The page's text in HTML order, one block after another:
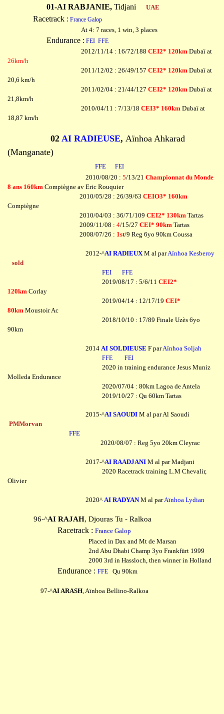
01-AI RABJANIE, Tidjani UAE
Racetrack : France Galop
At 4: 7 races, 1 win, 3 places
Endurance : FEI FFE
2012/11/14 : 16/72/188 CEI2* 120km Dubaï at
26km/h
2011/12/02 : 26/49/157 CEI2* 120km Dubaï at
20,6 km/h
2011/02/04 : 21/44/127 CEI2* 120km Dubaï at
21,8km/h
2010/04/11 : 7/13/18 CEI3* 160km Dubaï at
18,87 km/h
02 AI RADIEUSE, Aïnhoa Ahkarad
(Manganate)
FFE FEI
2010/08/20 : 5/13/21 Championnat du Monde
8 ans 160km Compiègne av Eric Rouquier
2010/05/28 : 26/39/63 CEIO3* 160km
Compiègne
2010/04/03 : 36/71/109 CEI2* 130km Tartas
2009/11/08 : 4/15/27 CEI* 90km Tartas
2008/07/26 : 1st/9 Reg 6yo 90km Coussa
2012-^AI RADIEUXM al parAïnhoa Kesberoy
sold
FEI
FFE
2019/08/17 : 5/6/11 CEI2*
120km Corlay
2019/04/14 : 12/17/19 CEI*
80km Moustoir Ac
2018/10/10 : 17/89 Finale Uzès 6yo
90km
2014 AI SOLDIEUSE F parAïnhoa Soljah
FFE FEI
2020 in training endurance Jesus Muniz
Molleda Endurance
2020/07/04 : 80km Lagoa de Antela
2019/10/27 : Qu 60km Tartas
2015-^AI SAOUDI M al par Al Saoudi
PMMorvan
FFE
2020/08/07 : Reg 5yo 20km Cleyrac
2017-^AI RAADJANI M al par Madjani
2020 Racetrack training L.M Chevalir,
Olivier
2020^ AI RADYANM al parAïnhoa Lydian
96-^AI RAJAH, Djouras Tu - Ralkoa
Racetrack : France Galop
Placed in Dax and Mt de Marsan
2nd Abu Dhabi Champ 3yo Frankfürt 1999
2000 3rd in Hassloch, then winner in Holland
Endurance : FFE Qu 90km
97-^AI ARASH, Aïnhoa Bellino-Ralkoa